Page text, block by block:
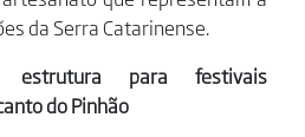
da Serra Catarinense.
estrutura para festivais
do Pinhão